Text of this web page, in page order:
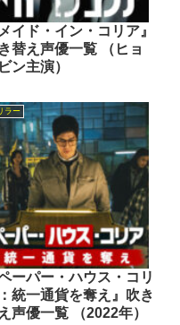
メイド・イン・コリア』
替え声優一覧 （ヒョ
ン主演）
ラー
ペーパー・ハウス・コリ
統一通貨を奪え』吹き
声優一覧 （2022年）